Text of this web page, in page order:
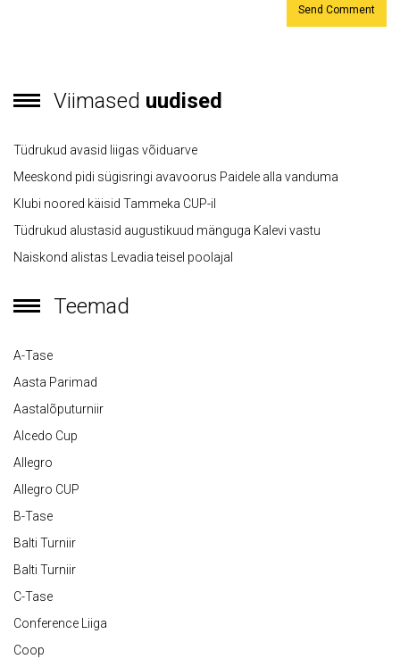
Viimased uudised
Tüdrukud avasid liigas võiduarve
Meeskond pidi sügisringi avavoorus Paidele alla vanduma
Klubi noored käisid Tammeka CUP-il
Tüdrukud alustasid augustikuud mänguga Kalevi vastu
Naiskond alistas Levadia teisel poolajal
Teemad
A-Tase
Aasta Parimad
Aastalõputurniir
Alcedo Cup
Allegro
Allegro CUP
B-Tase
Balti Turniir
Balti Turniir
C-Tase
Conference Liiga
Coop